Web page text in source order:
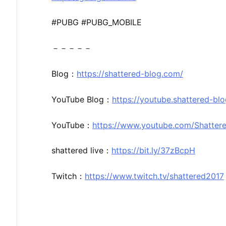
#PUBG #PUBG_MOBILE
－－－－－
Blog： https://shattered-blog.com/
YouTube Blog： https://youtube.shattered-
YouTube： https://www.youtube.com/
shattered live： https://bit.ly/37zBcpH
Twitch： https://www.twitch.tv/shattered2017